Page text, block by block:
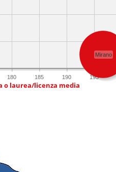
180 185 190 195
Mirano
o laurea/licenza media